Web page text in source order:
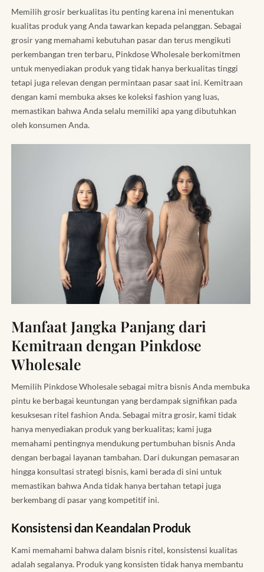
Memilih grosir berkualitas itu penting karena ini menentukan
kualitas produk yang Anda tawarkan kepada pelanggan. Sebagai
grosir yang memahami kebutuhan pasar dan terus mengikuti
perkembangan tren terbaru, Pinkdose Wholesale berkomitmen
untuk menyediakan produk yang tidak hanya berkualitas tinggi
tetapi juga relevan dengan permintaan pasar saat ini. Kemitraan
dengan kami membuka akses ke koleksi fashion yang luas,
memastikan bahwa Anda selalu memiliki apa yang dibutuhkan
oleh konsumen Anda.
Manfaat Jangka Panjang dari
Kemitraan dengan Pinkdose
Wholesale
Memilih Pinkdose Wholesale sebagai mitra bisnis Anda membuka
pintu ke berbagai keuntungan yang berdampak signifikan pada
kesuksesan ritel fashion Anda. Sebagai mitra grosir, kami tidak
hanya menyediakan produk yang berkualitas; kami juga
memahami pentingnya mendukung pertumbuhan bisnis Anda
dengan berbagai layanan tambahan. Dari dukungan pemasaran
hingga konsultasi strategi bisnis, kami berada di sini untuk
memastikan bahwa Anda tidak hanya bertahan tetapi juga
berkembang di pasar yang kompetitif ini.
Konsistensi dan Keandalan Produk
Kami memahami bahwa dalam bisnis ritel, konsistensi kualitas
adalah segalanya. Produk yang konsisten tidak hanya membantu